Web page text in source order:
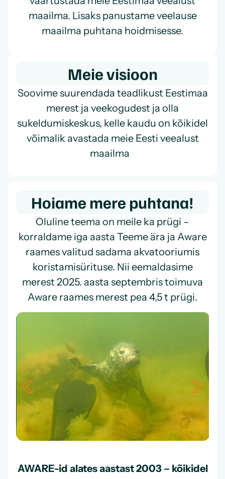
maailma. Lisaks panustame veelause
maailma puhtana hoidmisesse.
Meie visioon
Soovime suurendada teadlikust Eestimaa
merest ja veekogudest ja olla
sukeldumiskeskus, kelle kaudu on kõikidel
võimalik avastada meie Eesti veealust
maailma
Hoiame mere puhtana!
Oluline teema on meile ka prügi –
korraldame iga aasta Teeme ära ja Aware
raames valitud sadama akvatooriumis
koristamisürituse. Nii eemaldasime
merest 2025. aasta septembris toimuva
Aware raames merest pea 4,5 t prügi.
AWARE-id alates aastast 2003 – kõikidel